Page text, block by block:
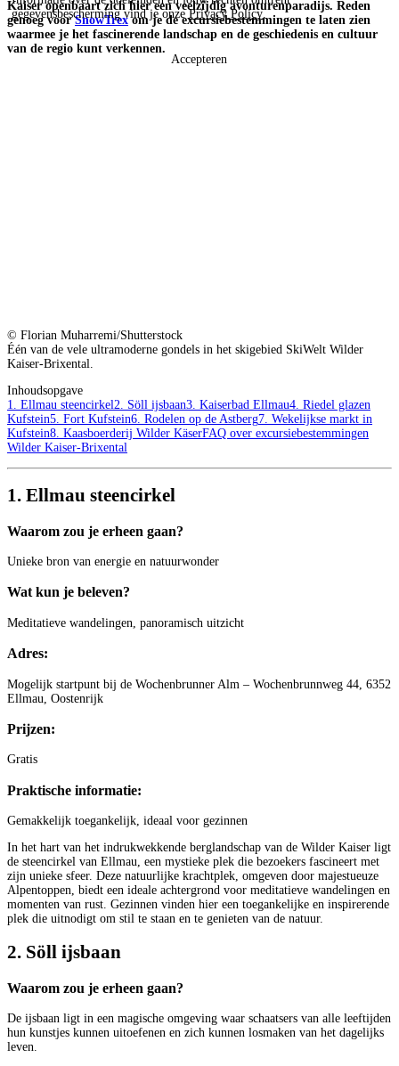
gegevensbescherming vind je onzePrivacy Policy.
Accepteren
Kaiser openbaart zich hier een veelzijdig avonturenparadijs. Reden
genoeg voorSnowTrexom je de excursiebestemmingen te laten zien
waarmee je het fascinerende landschap en de geschiedenis en cultuur
van de regio kunt verkennen.
© Florian Muharremi/Shutterstock
Één van de vele ultramoderne gondels in het skigebied SkiWelt Wilder
Kaiser-Brixental.
Inhoudsopgave
1. Ellmau steencirkel 2. Söll ijsbaan3. Kaiserbad Ellmau4. Riedel glazen
Kufstein5. Fort Kufstein6. Rodelen op de Astberg7. Wekelijkse markt in
Kufstein8. Kaasboerderij Wilder KäserFAQ over excursiebestemmingen
Wilder Kaiser-Brixental
1. Ellmau steencirkel
Waarom zou je erheen gaan?
Unieke bron van energie en natuurwonder
Wat kun je beleven?
Meditatieve wandelingen, panoramisch uitzicht
Adres:
Mogelijk startpunt bij de Wochenbrunner Alm – Wochenbrunnweg 44, 6352
Ellmau, Oostenrijk
Prijzen:
Gratis
Praktische informatie:
Gemakkelijk toegankelijk, ideaal voor gezinnen
In het hart van het indrukwekkende berglandschap van de Wilder Kaiser ligt
de steencirkel van Ellmau, een mystieke plek die bezoekers fascineert met
zijn unieke sfeer. Deze natuurlijke krachtplek, omgeven door majestueuze
Alpentoppen, biedt een ideale achtergrond voor meditatieve wandelingen en
momenten van rust. Gezinnen vinden hier een toegankelijke en inspirerende
plek die uitnodigt om stil te staan en te genieten van de natuur.
2. Söll ijsbaan
Waarom zou je erheen gaan?
De ijsbaan ligt in een magische omgeving waar schaatsers van alle leeftijden
hun kunstjes kunnen uitoefenen en zich kunnen losmaken van het dagelijks
leven.